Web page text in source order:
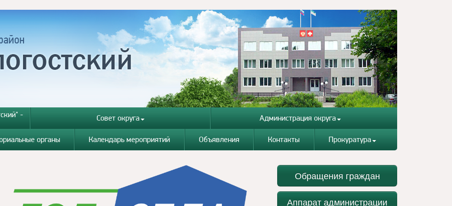
- Совет округа Администрация округа
органы Календарь мероприятий Объявления Контакты Прокуратура
Обращения граждан
Аппарат администрации